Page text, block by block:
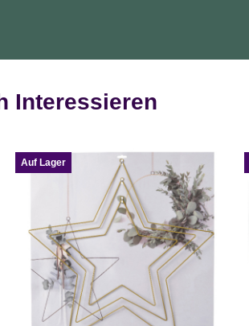
Interessieren
Auf Lager